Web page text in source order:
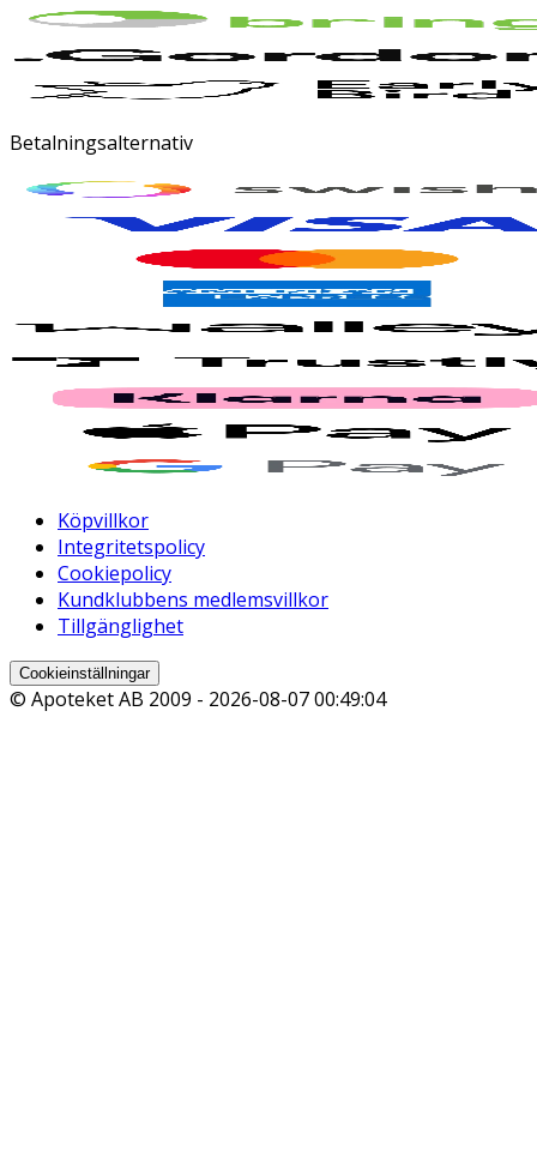
Betalningsalternativ
Köpvillkor
Integritetspolicy
Cookiepolicy
Kundklubbens medlemsvillkor
Tillgänglighet
Cookieinställningar
© Apoteket AB 2009 - 2026-08-07 00:49:04